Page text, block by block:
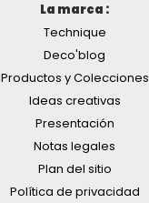
La marca :
Technique
Deco'blog
Productos y Colecciones
Ideas creativas
Presentación
Notas legales
Plan del sitio
Política de privacidad